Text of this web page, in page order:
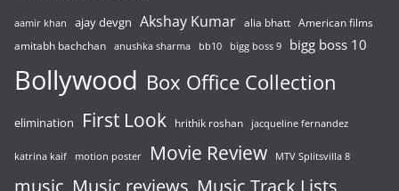
aamir khan ajay devgn Akshay Kumar alia bhatt American films
amitabh bachchan anushka sharma bb10 bigg boss 9 bigg boss 10
Bollywood Box Office Collection
elimination First Look hrithik roshan jacqueline fernandez
katrina kaif motion poster Movie Review MTV Splitsvilla 8
music Music reviews Music Track Lists